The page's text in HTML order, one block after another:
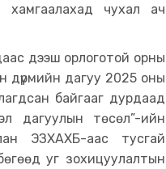
чухал ач
дээш орлоготой орны
дүрмийн дагуу 2025 оны
байгааг дурдаад
дагуулын төсөл”-ийн
ЭЗХАХБ-аас тусгай
бөгөөд уг зохицуулалтын